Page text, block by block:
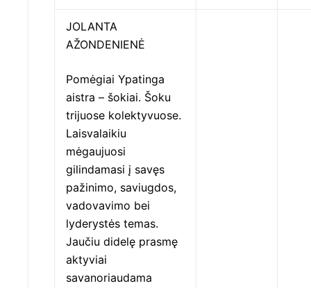
JOLANTA
AŽONDENIENĖ
Pomėgiai Ypatinga
aistra – šokiai. Šoku
trijuose kolektyvuose.
Laisvalaikiu
mėgaujuosi
gilindamasi į savęs
pažinimo, saviugdos,
vadovavimo bei
lyderystės temas.
Jaučiu didelę prasmę
aktyviai
savanoriaudama